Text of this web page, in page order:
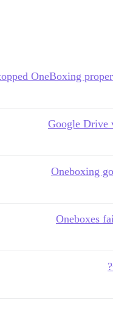
OneBoxing
Google Drive
Oneboxing
Oneboxes